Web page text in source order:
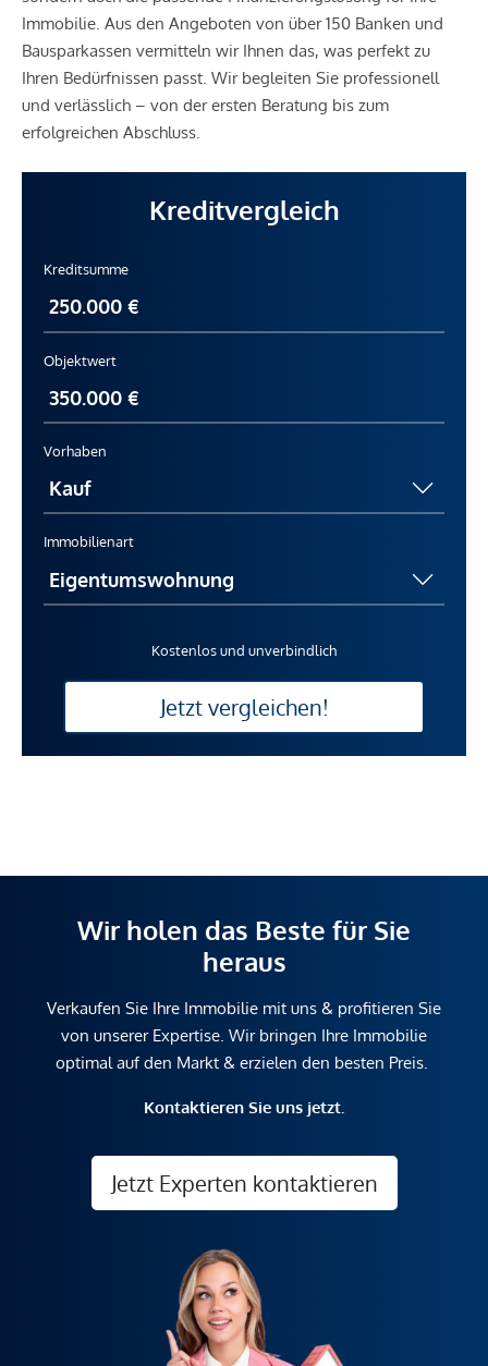
Immobilie. Aus den Angeboten von über 150 Banken und
Bausparkassen vermitteln wir Ihnen das, was perfekt zu
Ihren Bedürfnissen passt. Wir begleiten Sie professionell
und verlässlich – von der ersten Beratung bis zum
erfolgreichen Abschluss.
Kreditvergleich
Kreditsumme
Objektwert
Vorhaben
Immobilienart
Kostenlos und unverbindlich
Jetzt vergleichen!
Wir holen das Beste für Sie
heraus
Verkaufen Sie Ihre Immobilie mit uns & profitieren Sie
von unserer Expertise. Wir bringen Ihre Immobilie
optimal auf den Markt & erzielen den besten Preis.
Kontaktieren Sie uns jetzt.
Jetzt Experten kontaktieren